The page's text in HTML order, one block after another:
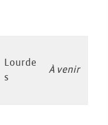
Lourde
s
À venir